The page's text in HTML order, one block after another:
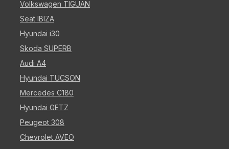
Volkswagen TIGUAN
Seat IBIZA
Hyundai i30
Skoda SUPERB
Audi A4
Hyundai TUCSON
Mercedes C180
Hyundai GETZ
Peugeot 308
Chevrolet AVEO